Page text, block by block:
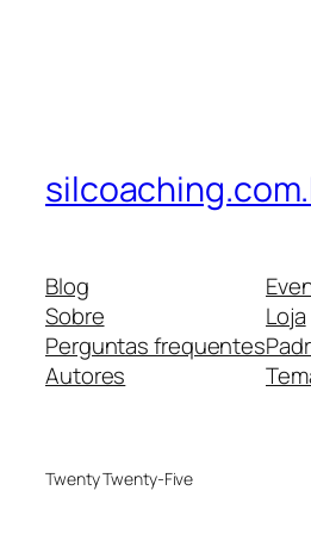
Blog
Sobre
Perguntas frequentes
Autores
Loja
Twenty Twenty-Five